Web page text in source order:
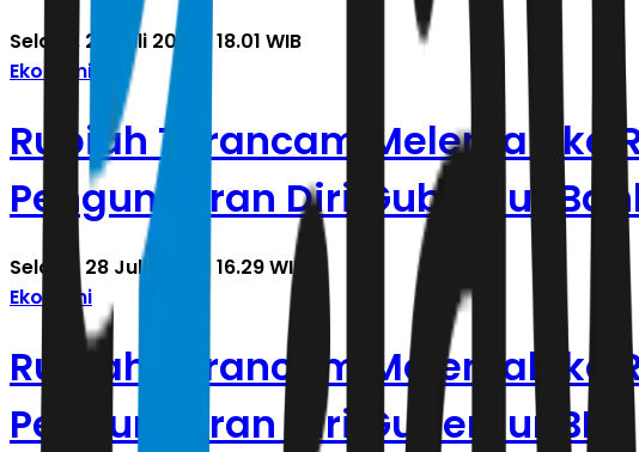
Selasa, 28 Juli 2026 | 18.01 WIB
Ekonomi
Rupiah Terancam Melemah ke
Pengunduran Diri Gubernur
Selasa, 28 Juli 2026 | 16.29 WIB
Ekonomi
Rupiah Terancam Melemah ke
Pengunduran Diri Gubernur BI